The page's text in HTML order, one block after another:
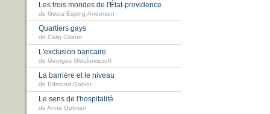
Les trois mondes de l'État-providence
de Gøsta Esping-Andersen
Quartiers gays
de Colin Giraud
L'exclusion bancaire
de Georges Gloukoviezoff
La barrière et le niveau
de Edmond Goblot
Le sens de l'hospitalité
de Anne Gotman